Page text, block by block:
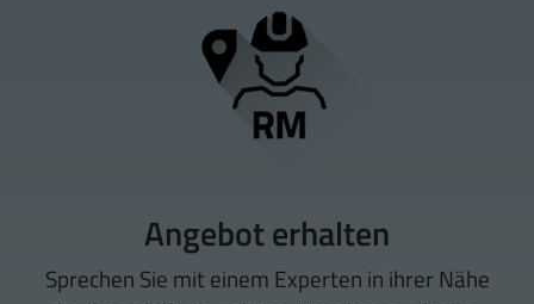
Angebot erhalten
Sprechen Sie mit einem Experten in ihrer Nähe